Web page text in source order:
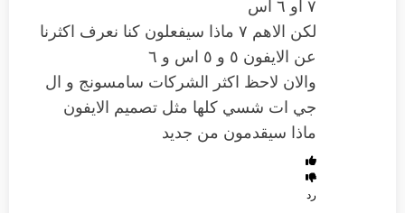
٧ او ٦ اس
لكن الاهم ٧ ماذا سيفعلون كنا نعرف اكثرنا
عن الايفون ٥ و ٥ اس و ٦
والان لاحظ اكثر الشركات سامسونج و ال
جي ات شسي كلها مثل تصميم الايفون
ماذا سيقدمون من جديد
رد